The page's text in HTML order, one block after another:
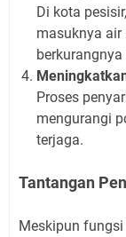
Di kota
masuknya
berkurangnya
Proses
mengurangi
terjaga.
Tantangan
Meskipun